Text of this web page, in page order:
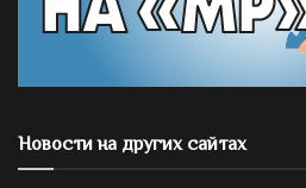
Новости на других сайтах